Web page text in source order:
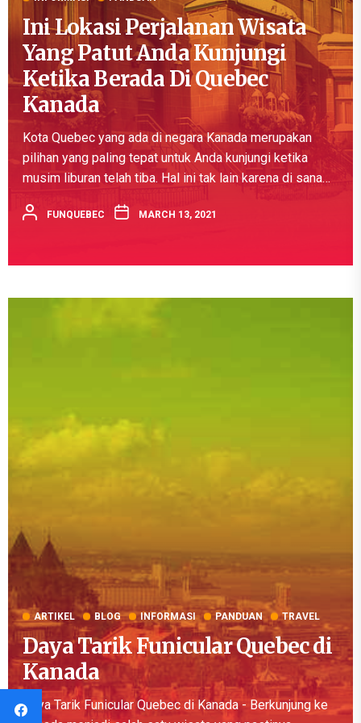
Ini Lokasi Perjalanan Wisata
Yang Patut Anda Kunjungi
Ketika Berada Di Quebec
Kanada
Kota Quebec yang ada di negara Kanada merupakan
pilihan yang paling tepat untuk Anda kunjungi ketika
musim liburan telah tiba. Hal ini tak lain karena di sana
arsitek...FUNQUEBEC MARCH 13, 2021
ARTIKEL BLOG INFORMASI PANDUAN TRAVEL
Daya Tarik Funicular Quebec di
Kanada
Daya Tarik Funicular Quebec di Kanada - Berkunjung ke